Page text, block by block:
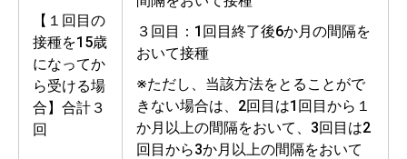
【１回目の
接種を15歳
になってか
ら受ける場
合】合計３
回
３回目：1回目終了後6か月の間隔を
おいて接種
※ただし、当該方法をとることがで
きない場合は、2回目は1回目から１
か月以上の間隔をおいて、3回目は2
回目から3か月以上の間隔をおいて